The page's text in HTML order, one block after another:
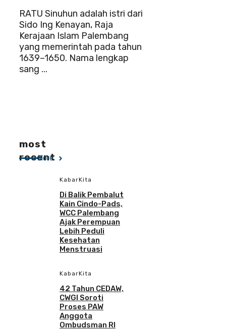
RATU Sinuhun adalah istri dari
Sido Ing Kenayan, Raja
Kerajaan Islam Palembang
yang memerintah pada tahun
1639–1650. Nama lengkap
sang ...
most
recent
More
KabarKita
Di Balik Pembalut
Kain Cindo-Pads,
WCC Palembang
Ajak Perempuan
Lebih Peduli
Kesehatan
Menstruasi
KabarKita
42 Tahun CEDAW,
CWGI Soroti
Proses PAW
Anggota
Ombudsman RI